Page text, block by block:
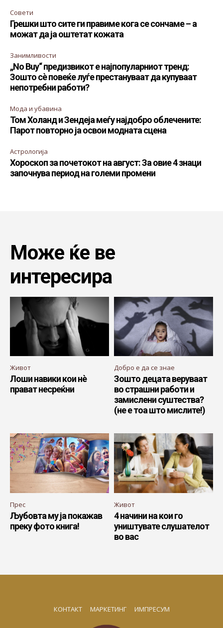
Совети
Грешки што сите ги правиме кога се сончаме – а
можат да ја оштетат кожата
Занимливости
„No Buy“ предизвикот е најпопуларниот тренд:
Зошто сè повеќе луѓе престануваат да купуваат
непотребни работи?
Мода и убавина
Том Холанд и Зендеја меѓу најдобро облечените:
Парот повторно ја освои модната сцена
Астрологија
Хороскоп за почетокот на август: За овие 4 знаци
започнува период на големи промени
Може ќе ве
интересира
Живот
Лоши навики кои нè
прават несреќни
Добро е да се знае
Зошто децата веруваат
во страшни работи и
замислени суштества?
(не е тоа што мислите!)
Прес
Љубовта му ја покажав
преку фото книга!
Живот
4 начини на кои го
уништувате слушателот
во вас
КОНТАКТ МАРКЕТИНГ ИМПРЕСУМ